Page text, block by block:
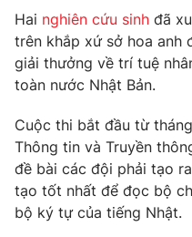
Câu chuyện quốc tế
Thị trường
Góc doanh nghiệp
Dữ liệu và đời sống
Truyền hình
Hậu trường
Nhân vật
Khán giả
Giải trí
Điện ảnh
Âm nhạc
Đời sống
Du lịch
Giáo dục
Hai nghiên cứu sinh đã
trên khắp xứ sở hoa anh
giải thưởng về trí tuệ
toàn nước Nhật Bản.
Cuộc thi bắt đầu từ
Thông tin và Truyền
đề bài các đội phải tạo
tạo tốt nhất để đọc bộ
bộ ký tự của tiếng Nhật.